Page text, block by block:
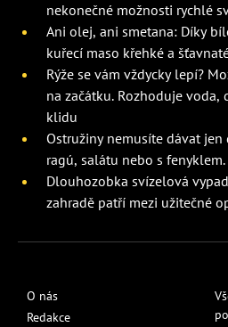
nekonečné možnosti rychlé
Ani olej, ani smetana: Díky
kuřecí maso křehké a
Rýže se vám vždycky lepí?
na začátku. Rozhoduje
klidu
Ostružiny nemusíte dávat
ragú, salátu nebo s
Dlouhozobka svízelová
zahradě patří mezi užitečné
O nás
Redakce